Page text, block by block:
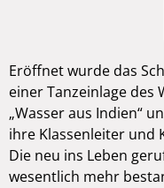
Eröffnet wurde das
einer Tanzeinlage des
„Wasser aus Indien“
ihre Klassenleiter und
Die neu ins Leben
wesentlich mehr